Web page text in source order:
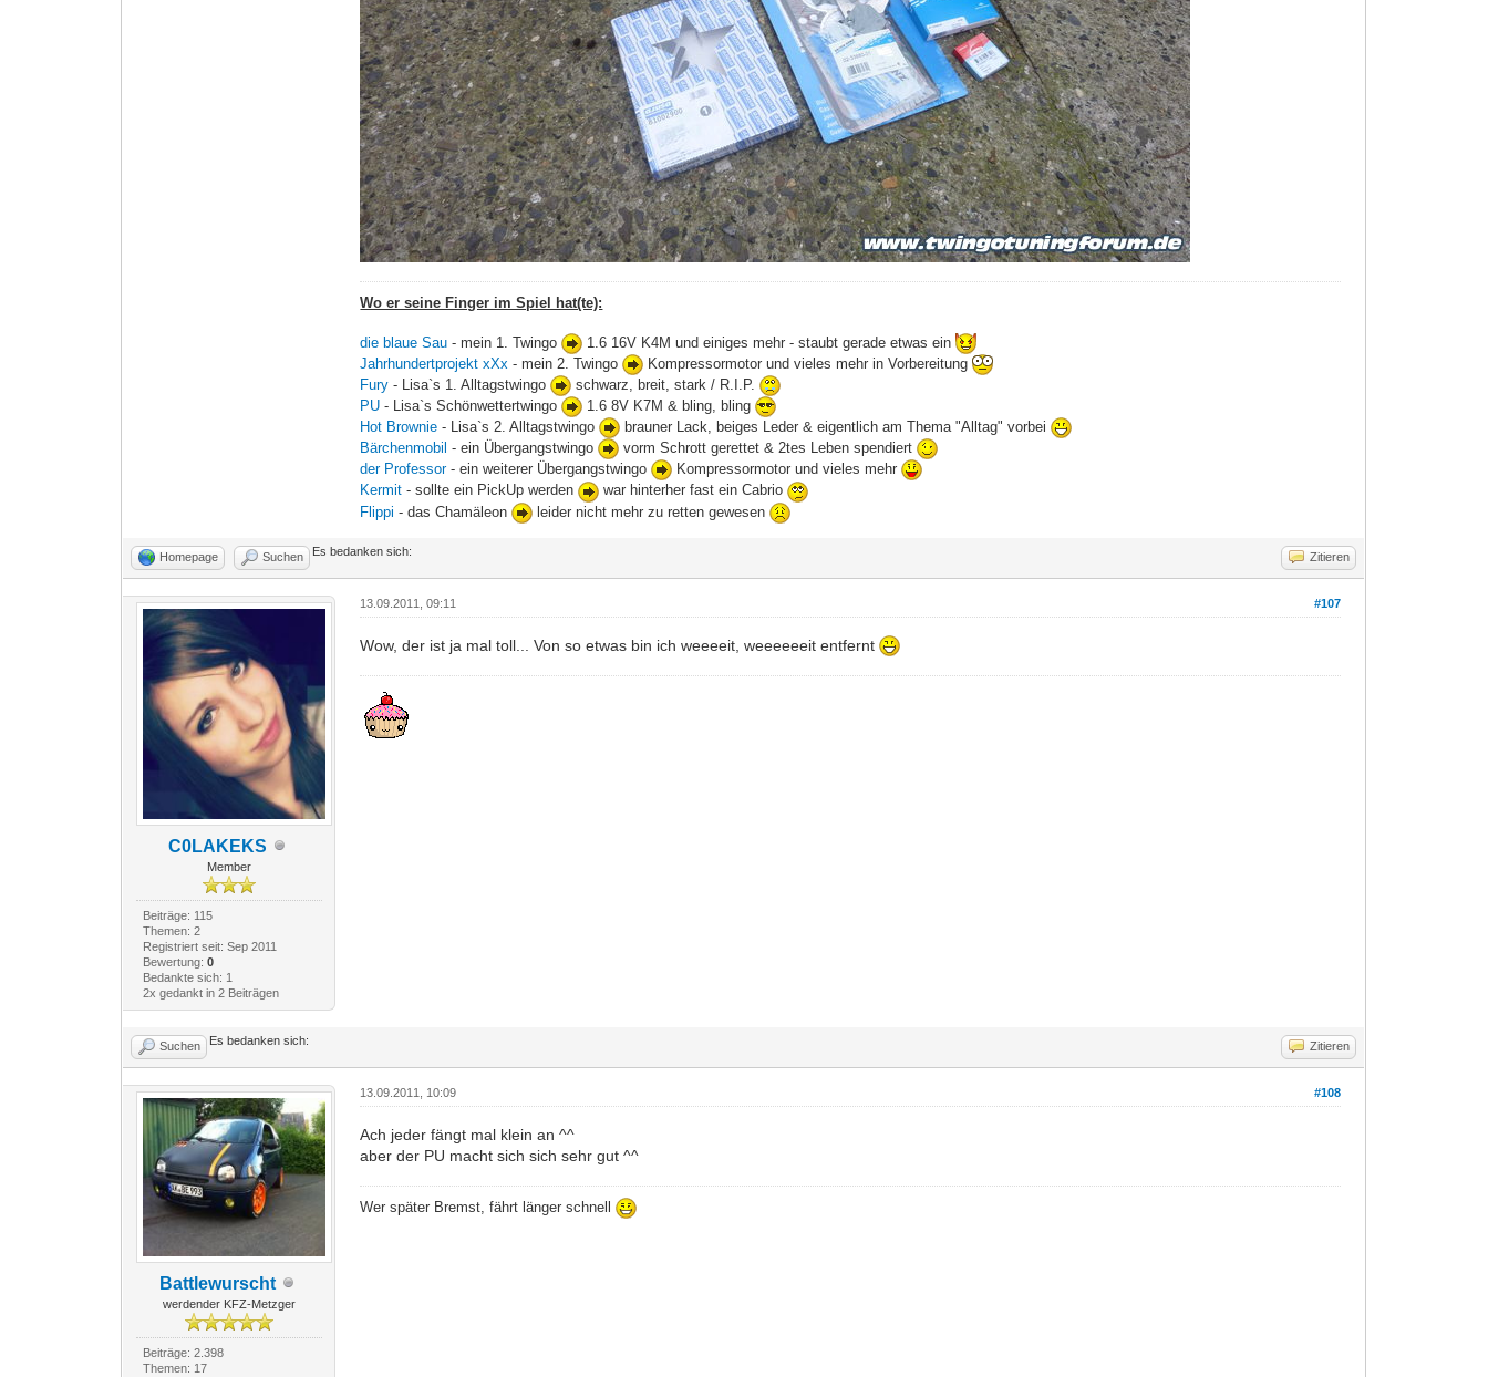
Wo er seine Finger im Spiel hat(te):
die blaue Sau - mein 1. Twingo
1.6 16V K4M und einiges mehr - staubt gerade etwas ein
Jahrhundertprojekt xXx - mein 2. Twingo
Kompressormotor und vieles mehr in Vorbereitung
Fury- Lisa`s 1. Alltagstwingo
schwarz, breit, stark / R.I.P.
PU - Lisa`s Schönwettertwingo
1.6 8V K7M & bling, bling
Hot Brownie - Lisa`s 2. Alltagstwingo
brauner Lack, beiges Leder & eigentlich am Thema "Alltag" vorbei
Bärchenmobil- ein Übergangstwingo
vorm Schrott gerettet & 2tes Leben spendiert
der Professor- ein weiterer Übergangstwingo
Kompressormotor und vieles mehr
Kermit - sollte ein PickUp werden
war hinterher fast ein Cabrio
Flippi - das Chamäleon leider nicht mehr zu retten gewesen
Homepage Suchen Zitieren
Es bedanken sich:
C0LAKEKS
Member
Beiträge: 115
Themen: 2
Registriert seit: Sep 2011
Bewertung: 0
Bedankte sich: 1
2x gedankt in 2 Beiträgen
#107
13.09.2011, 09:11
Wow, der ist ja mal toll... Von so etwas bin ich weeeeit, weeeeeeit entfernt
Suchen Zitieren
Es bedanken sich:
Battlewurscht
werdender KFZ-Metzger
Beiträge: 2.398
Themen: 17
#108
13.09.2011, 10:09
Ach jeder fängt mal klein an ^^
aber der PU macht sich sich sehr gut ^^
Wer später Bremst, fährt länger schnell